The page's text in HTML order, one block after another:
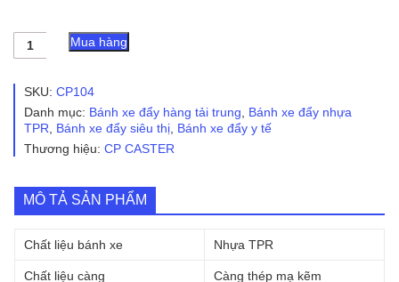
Bánh
xe
vít
TPR
CP104
xoay
số
lượng
Mua hàng
SKU: CP104
Danh mục: Bánh xe đẩy hàng tải trung, Bánh xe đẩy nhựa
TPR, Bánh xe đẩy siêu thị, Bánh xe đẩy y tế
Thương hiệu: CP CASTER
MÔ TẢ SẢN PHẨM
Chất liệu bánh xe Nhựa TPR
Chất liệu càng Càng thép mạ kẽm